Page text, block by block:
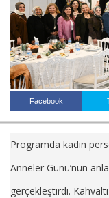
Facebook
Programda kadın
Anneler Günü’nün
gerçekleştirdi.